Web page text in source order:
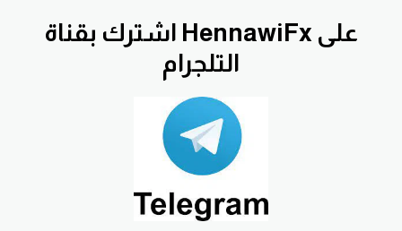
اشترك بقناة HennawiFx على
التلجرام